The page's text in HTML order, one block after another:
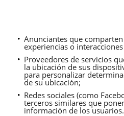
Anunciantes que
experiencias o
Proveedores de servicios
la ubicación de sus
para personalizar
de su ubicación;
Redes sociales (como
terceros similares que
información de los usuarios.